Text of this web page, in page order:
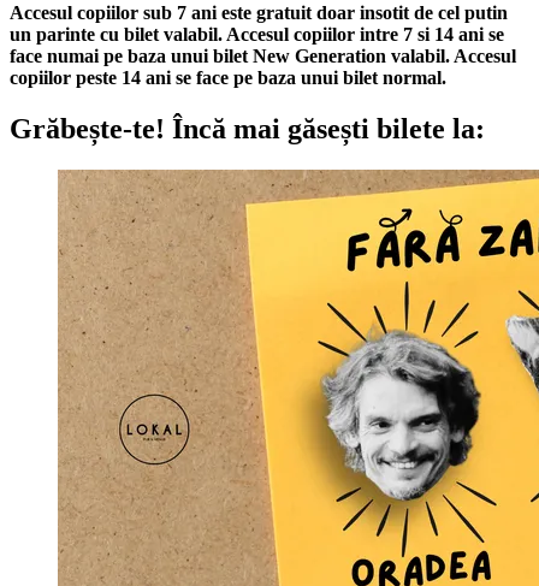
Accesul copiilor sub 7 ani este gratuit doar insotit de cel putin
un parinte cu bilet valabil. Accesul copiilor intre 7 si 14 ani se
face numai pe baza unui bilet New Generation valabil. Accesul
copiilor peste 14 ani se face pe baza unui bilet normal.
Grăbește-te! Încă mai găsești bilete la: